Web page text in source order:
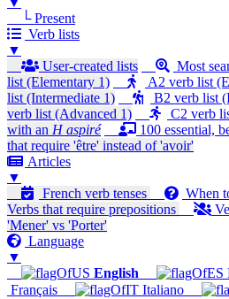
└ Present
Verb lists
▼
User-created lists
Most
list (Elementary 1)
A2 verb list
list (Intermediate 1)
B2 verb list
verb list (Advanced 1)
C2 verb
with an H aspiré 100 essential,
that require 'être' instead of 'avoir'
Articles
▼
French verb tenses
When
Verbs that require prepositions
'Mener' vs 'Porter'
Language
▼
English
Français
Italiano